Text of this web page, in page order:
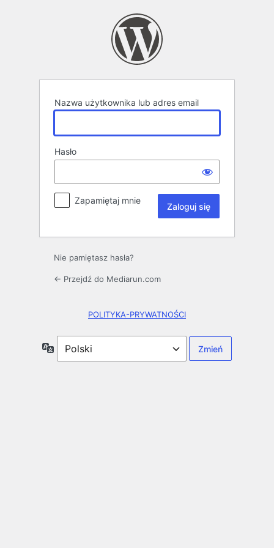
Nazwa użytkownika lub adres email
Hasło
Zapamiętaj mnie
Nie pamiętasz hasła?
← Przejdź do Mediarun.com
POLITYKA-PRYWATNOŚCI
Język